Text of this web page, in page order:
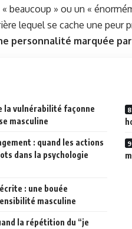
beaucoup » ou un «
lequel se cache une peur
personnalité marquée
la vulnérabilité façonne
masculine
: quand les actions
dans la psychologie
: une bouée
masculine
la répétition du “je